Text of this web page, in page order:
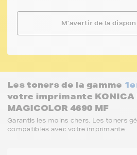
M'avertir de la
Les toners de la gamme
votre imprimante KONICA
MAGICOLOR 4690 MF
Garantis les moins chers. Les toners
compatibles avec votre imprimante.